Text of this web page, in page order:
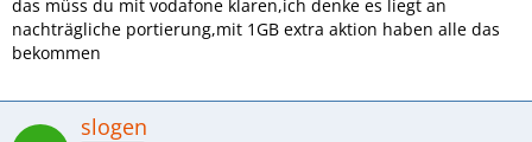
Bitte freischalten...
Bestellnummer: 44286, am Montag, 28. April 2014
das müss du mit vodafone klaren,ich denke es liegt an
nachträgliche portierung,mit 1GB extra aktion haben alle das
bekommen
slogen